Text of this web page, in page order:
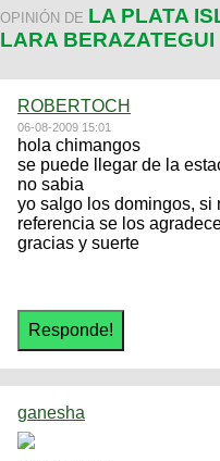
OPINIÓN DE LA PLATA
LARA BERAZATEGUI
ROBERTOCH
06-08-2009 15:01
hola chimangos
se puede llegar de la
no sabia
yo salgo los domingos, si
referencia se los
gracias y suerte
ganesha